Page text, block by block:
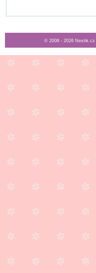
© 2008 - 2026